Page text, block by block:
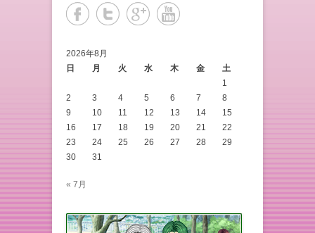
2026年8月
日
月 火 水 木 金
土
1
2
3 4 5 6 7
8
9
10 11 12 13 14
15
16
17 18 19 20 21
22
23
24 25 26 27 28
29
30
31
« 7月